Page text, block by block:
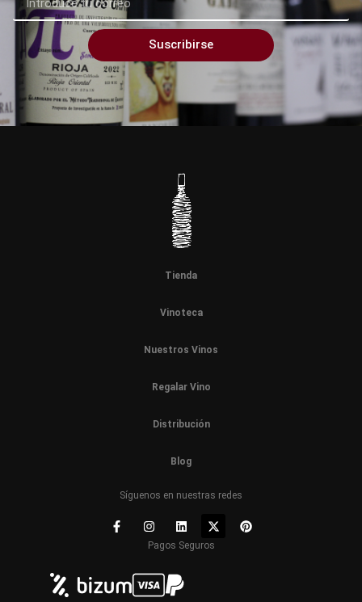
Suscribirse
Tienda
Vinoteca
Nuestros Vinos
Regalar Vino
Distribución
Blog
Síguenos en nuestras redes
Pagos Seguros